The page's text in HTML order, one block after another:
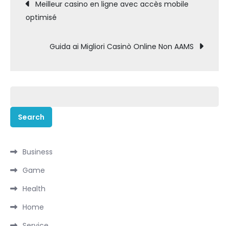
navigation
Meilleur casino en ligne avec accès mobile
optimisé
Guida ai Migliori Casinò Online Non AAMS
for:
Business
Game
Health
Home